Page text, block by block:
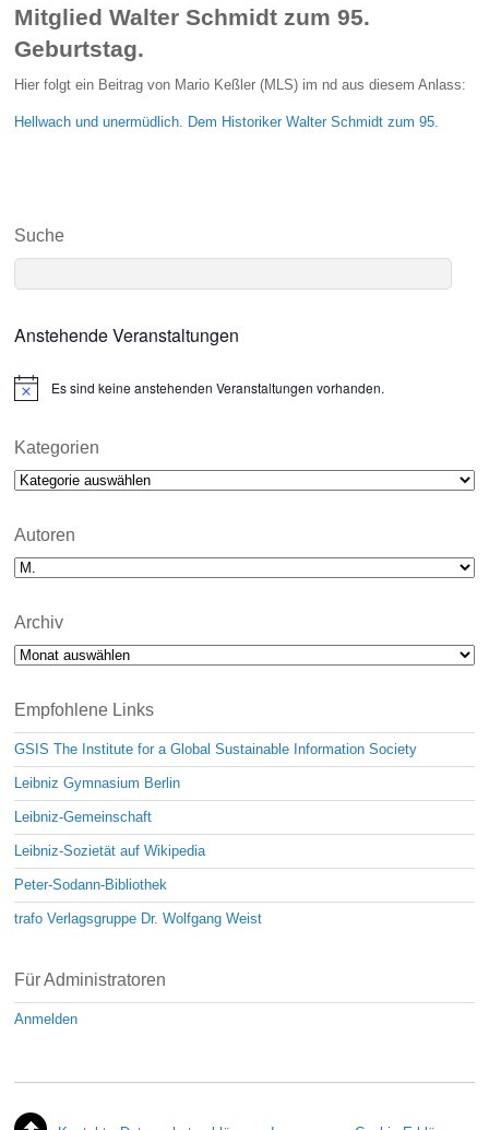
Mitglied Walter Schmidt zum 95.
Geburtstag.
Hier folgt ein Beitrag von Mario Keßler (MLS) im nd aus diesem Anlass:
Hellwach und unermüdlich. Dem Historiker Walter Schmidt zum 95.
Suche
Anstehende Veranstaltungen
N
i
e
Es sind keine anstehenden Veranstaltungen vorhanden.
Kategorien
Kategorien
Autoren
Archiv
Archiv
Empfohlene Links
GSIS The Institute for a Global Sustainable Information Society
Leibniz Gymnasium Berlin
Leibniz-Gemeinschaft
Leibniz-Sozietät auf Wikipedia
Peter-Sodann-Bibliothek
trafo Verlagsgruppe Dr. Wolfgang Weist
Für Administratoren
Anmelden